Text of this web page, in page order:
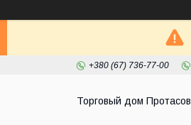
+380 (67) 736-77-00
Торговый дом Протасов